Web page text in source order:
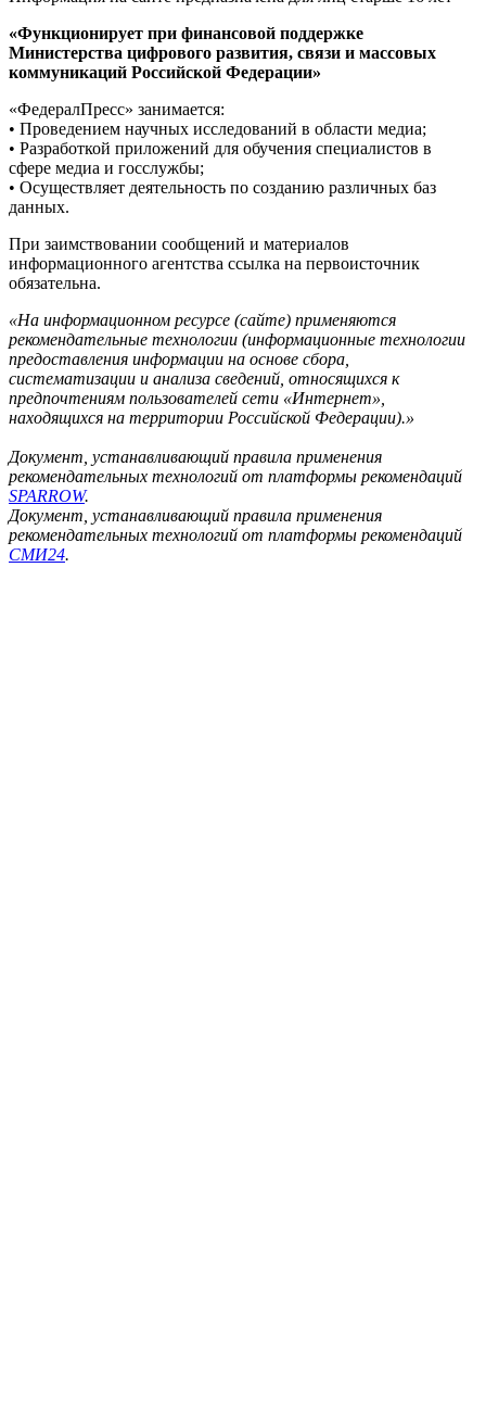
«Функционирует при финансовой поддержке
Министерства цифрового развития, связи и массовых
коммуникаций Российской Федерации»
«ФедералПресс» занимается:
• Проведением научных исследований в области медиа;
• Разработкой приложений для обучения специалистов в
сфере медиа и госслужбы;
• Осуществляет деятельность по созданию различных баз
данных.
При заимствовании сообщений и материалов
информационного агентства ссылка на первоисточник
обязательна.
«На информационном ресурсе (сайте) применяются
рекомендательные технологии (информационные технологии
предоставления информации на основе сбора,
систематизации и анализа сведений, относящихся к
предпочтениям пользователей сети «Интернет»,
находящихся на территории Российской Федерации).»
Документ, устанавливающий правила применения
рекомендательных технологий от платформы рекомендаций
SPARROW.
Документ, устанавливающий правила применения
рекомендательных технологий от платформы рекомендаций
СМИ24.